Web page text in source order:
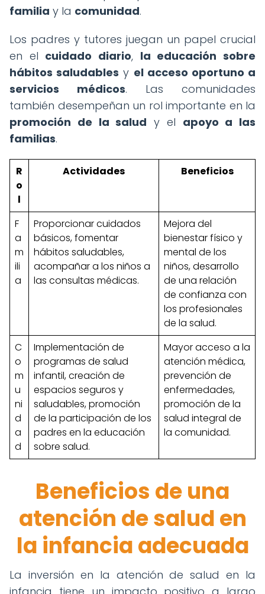
familia y la comunidad.
Los padres y tutores juegan un papel crucial
en el cuidado diario, la educación sobre
hábitos saludables y el acceso oportuno a
servicios médicos. Las comunidades
también desempeñan un rol importante en la
promoción de la salud y el apoyo a las
familias.
R
o
l
Actividades Beneficios
F
a
m
ili
a
Proporcionar cuidados
básicos, fomentar
hábitos saludables,
acompañar a los niños a
las consultas médicas.
Mejora del
bienestar físico y
mental de los
niños, desarrollo
de una relación
de confianza con
los profesionales
de la salud.
C
o
m
u
ni
d
a
d
Implementación de
programas de salud
infantil, creación de
espacios seguros y
saludables, promoción
de la participación de los
padres en la educación
sobre salud.
Mayor acceso a la
atención médica,
prevención de
enfermedades,
promoción de la
salud integral de
la comunidad.
Beneficios de una
atención de salud en
la infancia adecuada
La inversión en la atención de salud en la